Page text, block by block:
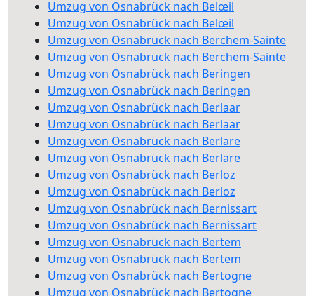
Umzug von Osnabrück nach Belœil
Umzug von Osnabrück nach Belœil
Umzug von Osnabrück nach Berchem-Sainte
Umzug von Osnabrück nach Berchem-Sainte
Umzug von Osnabrück nach Beringen
Umzug von Osnabrück nach Beringen
Umzug von Osnabrück nach Berlaar
Umzug von Osnabrück nach Berlaar
Umzug von Osnabrück nach Berlare
Umzug von Osnabrück nach Berlare
Umzug von Osnabrück nach Berloz
Umzug von Osnabrück nach Berloz
Umzug von Osnabrück nach Bernissart
Umzug von Osnabrück nach Bernissart
Umzug von Osnabrück nach Bertem
Umzug von Osnabrück nach Bertem
Umzug von Osnabrück nach Bertogne
Umzug von Osnabrück nach Bertogne